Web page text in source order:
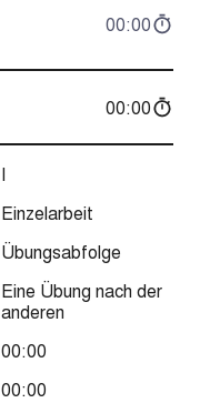
00:00
00:00
I
Einzelarbeit
Übungsabfolge
Eine Übung nach der
anderen
00:00
00:00